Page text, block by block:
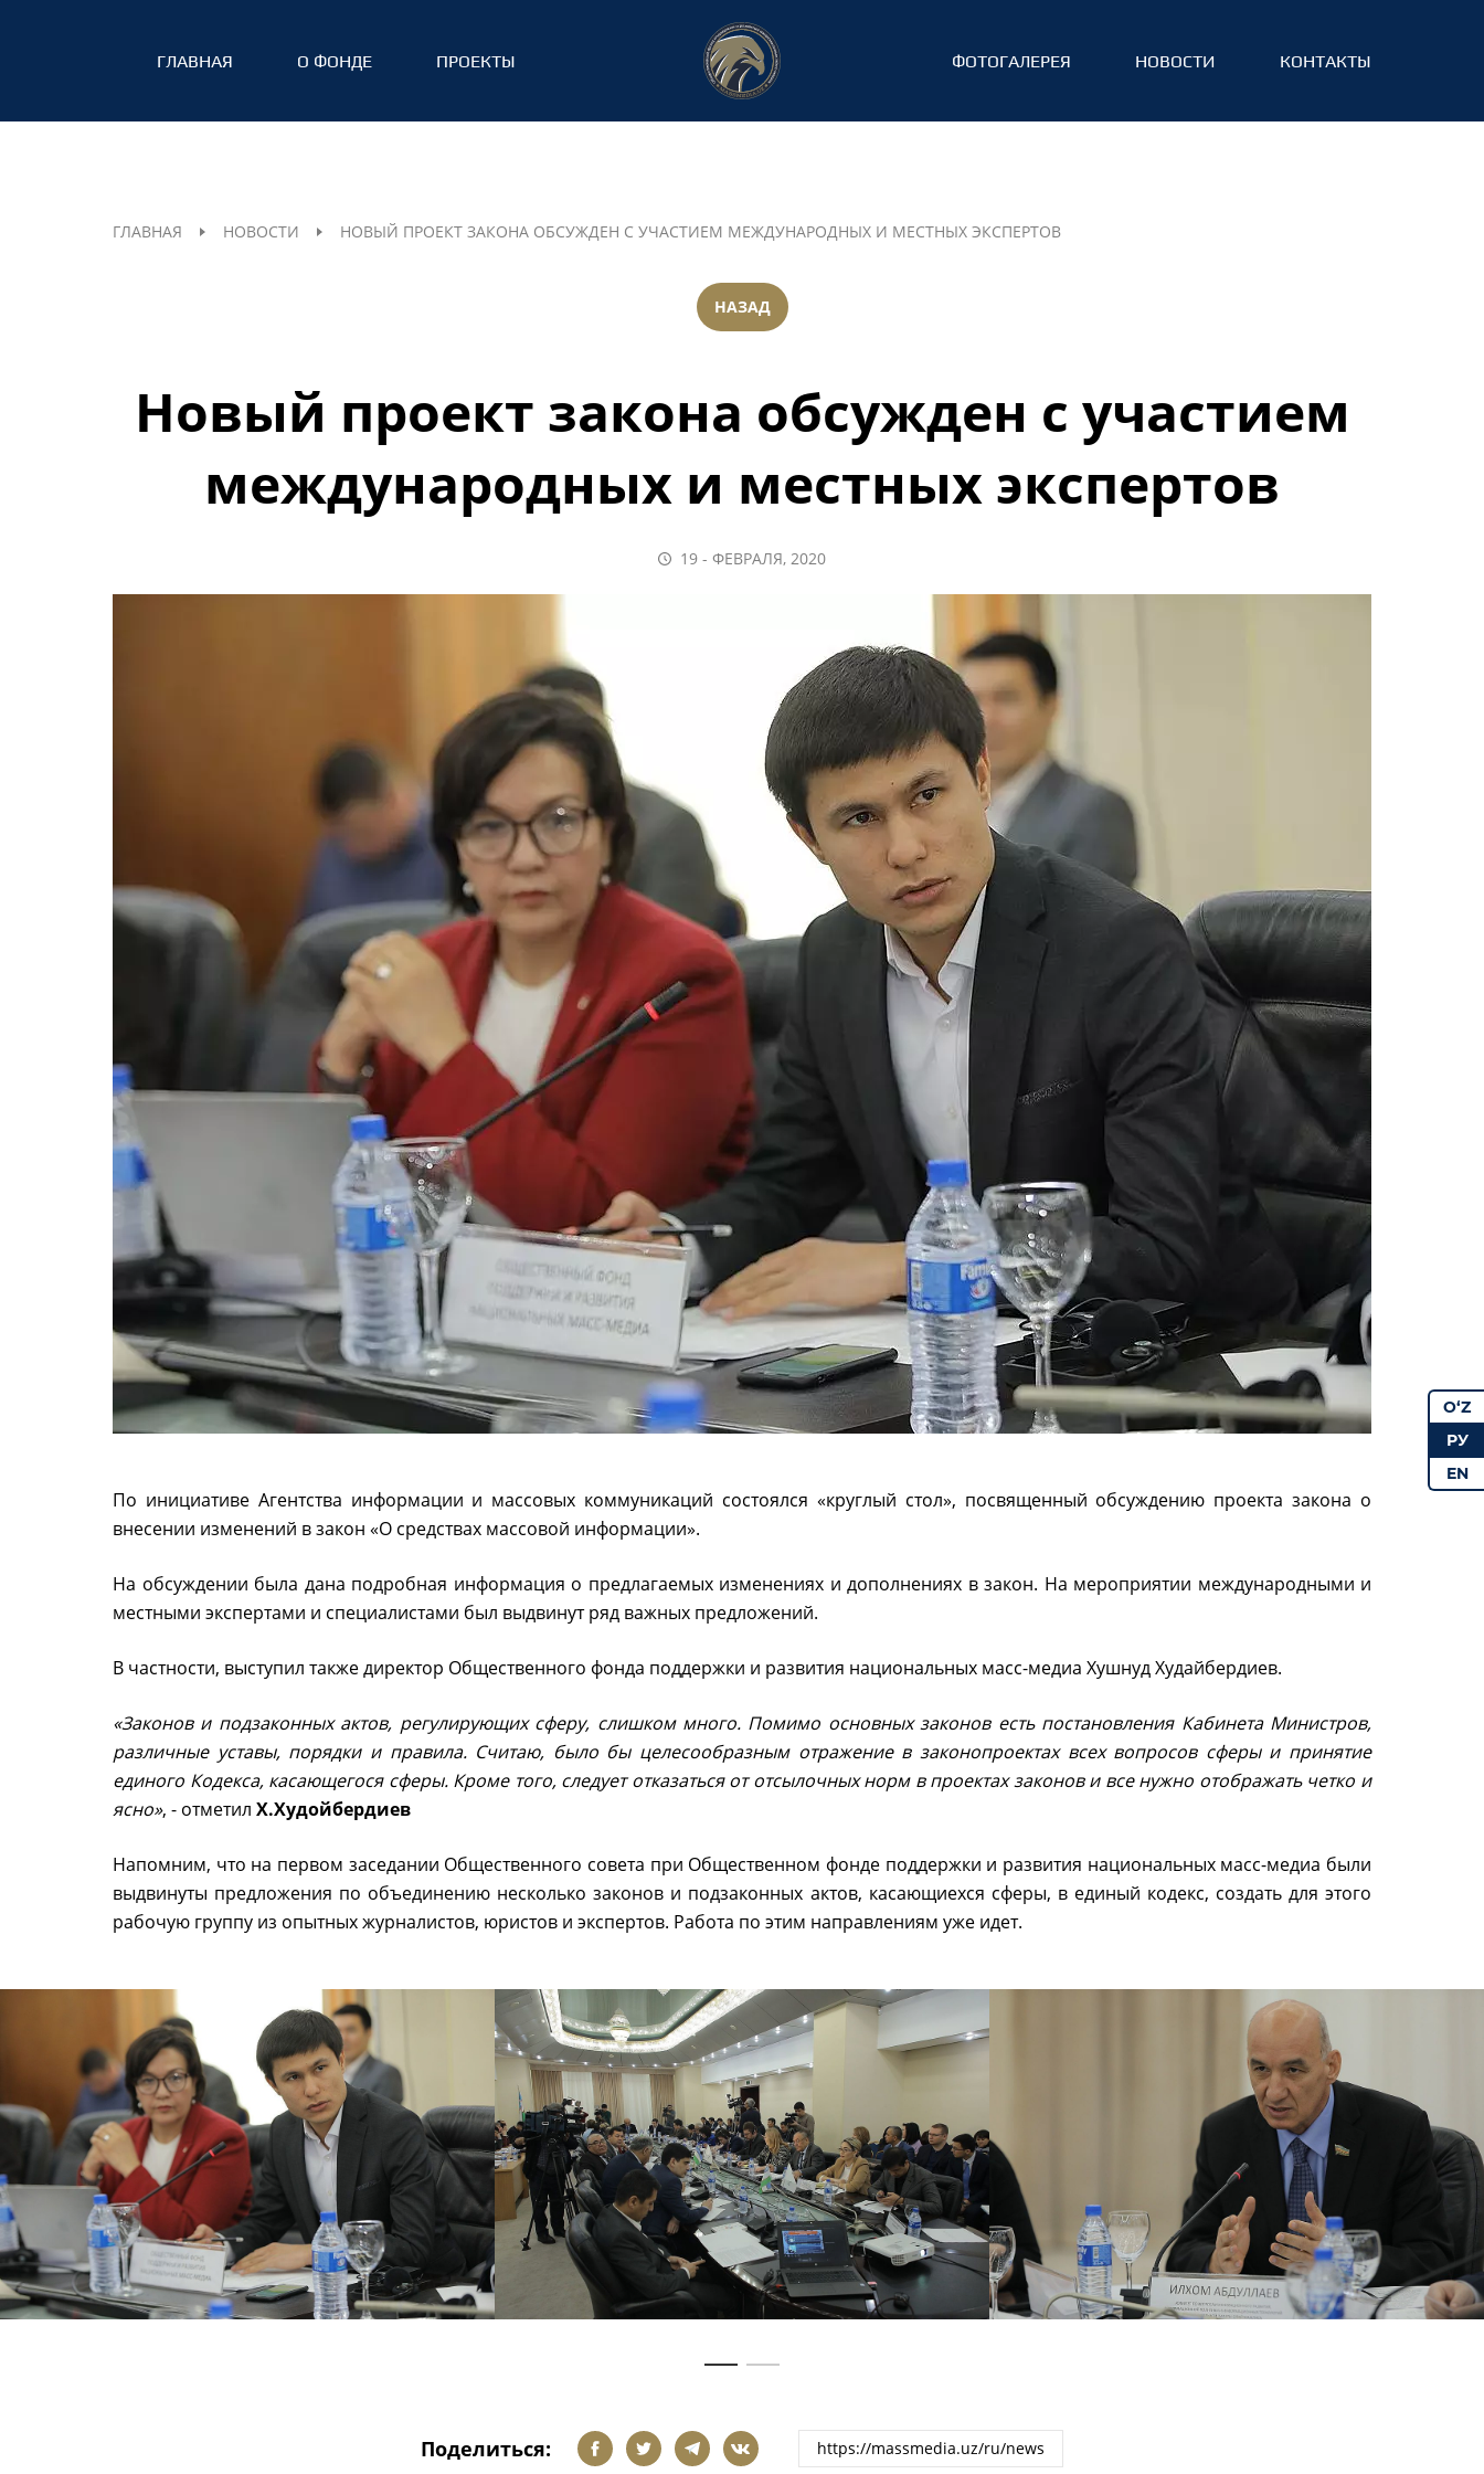
ГЛАВНАЯ О ФОНДЕ ПРОЕКТЫ ФОТОГАЛЕРЕЯ НОВОСТИ КОНТАКТЫ
ГЛАВНАЯ НОВОСТИ НОВЫЙ ПРОЕКТ ЗАКОНА ОБСУЖДЕН С УЧАСТИЕМ МЕЖДУНАРОДНЫХ И МЕСТНЫХ ЭКСПЕРТОВ
НАЗАД
Новый проект закона обсужден с участием
международных и местных экспертов
19 - ФЕВРАЛЯ, 2020
По инициативе Агентства информации и массовых коммуникаций состоялся «круглый стол», посвященный обсуждению проекта закона о
внесении изменений в закон «О средствах массовой информации».
На обсуждении была дана подробная информация о предлагаемых изменениях и дополнениях в закон. На мероприятии международными и
местными экспертами и специалистами был выдвинут ряд важных предложений.
В частности, выступил также директор Общественного фонда поддержки и развития национальных масс-медиа Хушнуд Худайбердиев.
«Законов и подзаконных актов, регулирующих сферу, слишком много. Помимо основных законов есть постановления Кабинета Министров,
различные уставы, порядки и правила. Считаю, было бы целесообразным отражение в законопроектах всех вопросов сферы и принятие
единого Кодекса, касающегося сферы. Кроме того, следует отказаться от отсылочных норм в проектах законов и все нужно отображать четко и
ясно», - отметил Х.Худойбердиев
Напомним, что на первом заседании Общественного совета при Общественном фонде поддержки и развития национальных масс-медиа были
выдвинуты предложения по объединению несколько законов и подзаконных актов, касающиехся сферы, в единый кодекс, создать для этого
рабочую группу из опытных журналистов, юристов и экспертов. Работа по этим направлениям уже идет.
Поделиться:
O‘Z
РУ
EN